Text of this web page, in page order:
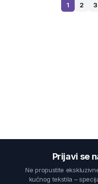
1 2 3
Prijavi se
Ne propustite
kućnog tekstila –